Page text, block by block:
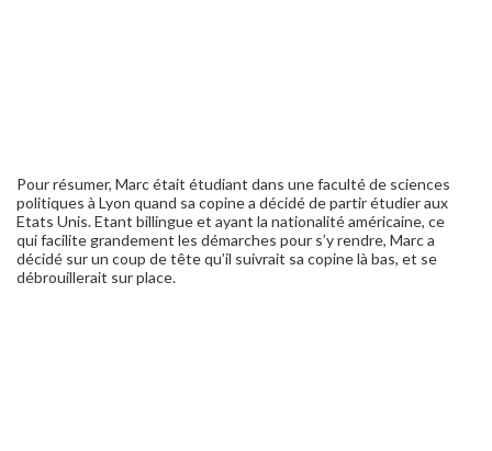
Pour résumer, Marc était étudiant dans une faculté de sciences
politiques à Lyon quand sa copine a décidé de partir étudier aux
Etats Unis. Etant billingue et ayant la nationalité américaine, ce
qui facilite grandement les démarches pour s’y rendre, Marc a
décidé sur un coup de tête qu’il suivrait sa copine là bas, et se
débrouillerait sur place.